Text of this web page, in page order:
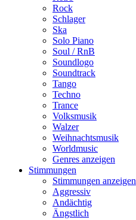
Rock
Schlager
Ska
Solo Piano
Soul / RnB
Soundlogo
Soundtrack
Tango
Techno
Trance
Volksmusik
Walzer
Weihnachtsmusik
Worldmusic
Genres anzeigen
Stimmungen
Stimmungen anzeigen
Aggressiv
Andächtig
Ängstlich